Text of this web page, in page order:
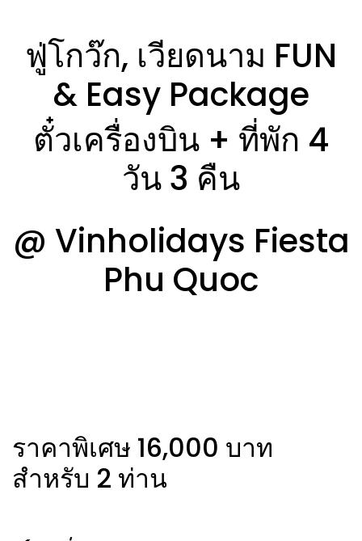
ฟู่โกว๊ก, เวียดนาม FUN
& Easy Package
ตั๋วเครื่องบิน + ที่พัก 4
วัน 3 คืน
@ Vinholidays Fiesta
Phu Quoc
ราคาพิเศษ 16,000 บาท
สำหรับ 2 ท่าน